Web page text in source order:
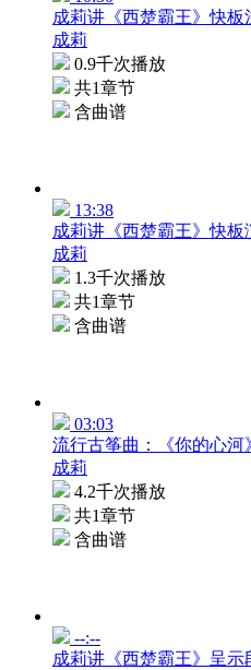
成莉讲《西楚霸王》快板
成莉
0.9千次播放
共1章节
含曲谱
13:38
成莉讲《西楚霸王》快板
成莉
1.3千次播放
共1章节
含曲谱
03:03
流行古筝曲：《你的心河
成莉
4.2千次播放
共1章节
含曲谱
--:--
成莉讲《西楚霸王》呈示